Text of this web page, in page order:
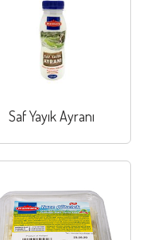
Saf Yayık Ayranı